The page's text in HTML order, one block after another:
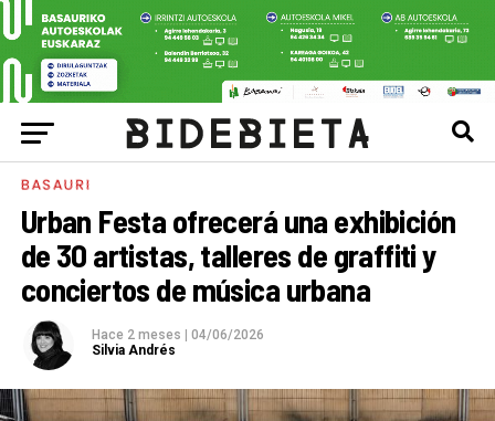
BASAURI
Urban Festa ofrecerá una exhibición
de 30 artistas, talleres de graffiti y
conciertos de música urbana
Hace 2 meses
04/06/2026
Silvia Andrés